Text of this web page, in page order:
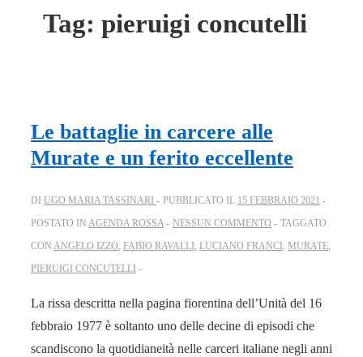
Tag: pieruigi concutelli
Le battaglie in carcere alle
Murate e un ferito eccellente
DI UGO MARIA TASSINARI PUBBLICATO IL 15 FEBBRAIO 2021
POSTATO IN AGENDA ROSSA NESSUN COMMENTO
TAGGATO
CON ANGELO IZZO, FABIO RAVALLI , LUCIANO FRANCI , MURATE,
PIERUIGI CONCUTELLI
La rissa descritta nella pagina fiorentina dell’Unità del 16
febbraio 1977 è soltanto uno delle decine di episodi che
scandiscono la quotidianeità nelle carceri italiane negli anni